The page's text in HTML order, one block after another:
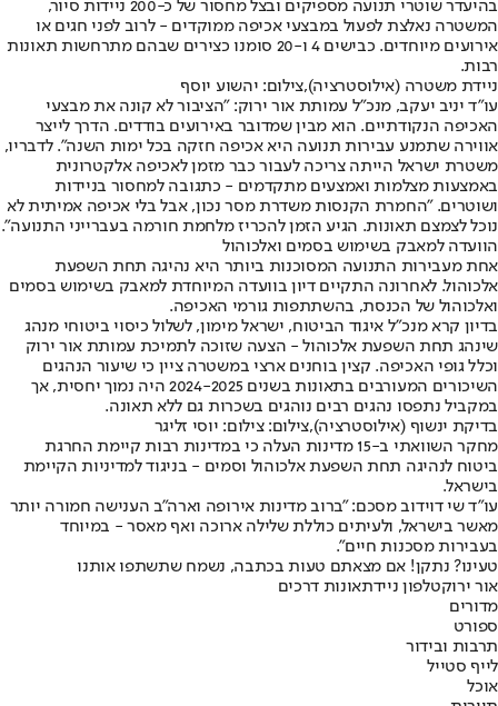
בהיעדר שוטרי תנועה מספיקים ובצל מחסור של כ-200 ניידות סיור,
המשטרה נאלצת לפעול במבצעי אכיפה ממוקדים - לרוב לפני חגים או
אירועים מיוחדים. כבישים 4 ו-20 סומנו כצירים שבהם מתרחשות תאונות
רבות.
ניידת משטרה (אילוסטרציה),צילום: יהשוע יוסף
עו"ד יניב יעקב, מנכ"ל עמותת אור ירוק: "הציבור לא קונה את מבצעי
האכיפה הנקודתיים. הוא מבין שמדובר באירועים בודדים. הדרך לייצר
אווירה שתמנע עבירות תנועה היא אכיפה חזקה בכל ימות השנה". לדבריו,
משטרת ישראל הייתה צריכה לעבור כבר מזמן לאכיפה אלקטרונית
באמצעות מצלמות ואמצעים מתקדמים - כתגובה למחסור בניידות
ושוטרים. "החמרת הקנסות משדרת מסר נכון, אבל בלי אכיפה אמיתית לא
נוכל לצמצם תאונות. הגיע הזמן להכריז מלחמת חורמה בעברייני התנועה".
הוועדה למאבק בשימוש בסמים ואלכוהול
אחת מעבירות התנועה המסוכנות ביותר היא נהיגה תחת השפעת
אלכוהול. לאחרונה התקיים דיון בוועדה המיוחדת למאבק בשימוש בסמים
ואלכוהול של הכנסת, בהשתתפות גורמי האכיפה.
בדיון קרא מנכ"ל איגוד הביטוח, ישראל מימון, לשלול כיסוי ביטוחי מנהג
שינהג תחת השפעת אלכוהול - הצעה שזוכה לתמיכת עמותת אור ירוק
וכלל גופי האכיפה. קצין בוחנים ארצי במשטרה ציין כי שיעור הנהגים
השיכורים המעורבים בתאונות בשנים 2024-2025 היה נמוך יחסית, אך
במקביל נתפסו נהגים רבים נוהגים בשכרות גם ללא תאונה.
בדיקת ינשוף (אילוסטרציה),צילום: צילום: יוסי זליגר
מחקר השוואתי ב-15 מדינות העלה כי במדינות רבות קיימת החרגת
ביטוח לנהיגה תחת השפעת אלכוהול וסמים - בניגוד למדיניות הקיימת
בישראל.
עו"ד שי דוידוב מסכם: "ברוב מדינות אירופה וארה"ב הענישה חמורה יותר
מאשר בישראל, ולעיתים כוללת שלילה ארוכה ואף מאסר - במיוחד
בעבירות מסכנות חיים".
טעינו? נתקן! אם מצאתם טעות בכתבה, נשמח שתשתפו אותנו
אור ירוקטלפון ניידתאונות דרכים
מדורים
ספורט
תרבות ובידור
לייף סטייל
אוכל